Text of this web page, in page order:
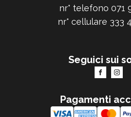
nr° telefono 071
nr° cellulare 333
Seguici sui
Pagamenti